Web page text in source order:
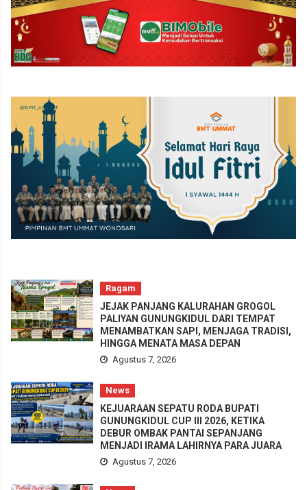
Ragam
JEJAK PANJANG KALURAHAN GROGOL
PALIYAN GUNUNGKIDUL DARI TEMPAT
MENAMBATKAN SAPI, MENJAGA TRADISI,
HINGGA MENATA MASA DEPAN
Agustus 7, 2026
News
KEJUARAAN SEPATU RODA BUPATI
GUNUNGKIDUL CUP III 2026, KETIKA
DEBUR OMBAK PANTAI SEPANJANG
MENJADI IRAMA LAHIRNYA PARA JUARA
Agustus 7, 2026